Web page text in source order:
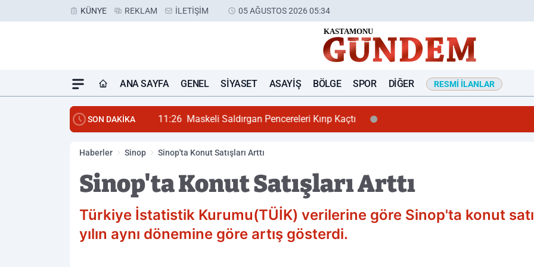
KÜNYE REKLAM İLETIŞIM 05 AĞUSTOS 2026 05:34
ANA SAYFA GENEL SIYASET ASAYIŞ BÖLGE SPOR DIĞER RESMI İLANLAR
SON DAKİKA 11:26 Maskeli Saldırgan Pencereleri Kırıp Kaçtı
Haberler Sinop Sinop'ta Konut Satışları Arttı
Sinop'ta Konut Satışları Arttı
Türkiye İstatistik Kurumu(TÜİK) verilerine göre Sinop'ta konut
yılın aynı dönemine göre artış gösterdi.